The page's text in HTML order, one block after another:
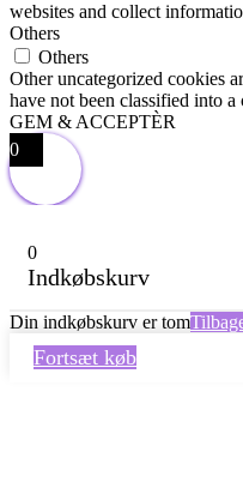
websites and collect
Others
Others
Other uncategorized cookies
have not been classified into a
GEM & ACCEPTÈR
0
0
Indkøbskurv
Din indkøbskurv er tom
Fortsæt køb